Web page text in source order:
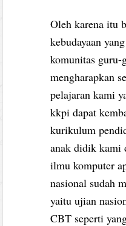
Oleh karena itu
kebudayaan
komunitas
mengharapkan
pelajaran kami
kkpi dapat
kurikulum
anak didik kami
ilmu komputer
nasional sudah
yaitu ujian
CBT seperti